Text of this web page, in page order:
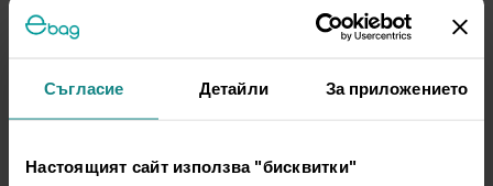
Съгласие Детайли За приложението
Настоящият сайт използва "бисквитки"